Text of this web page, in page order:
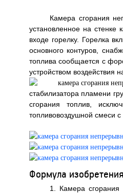
Камера сгорания
установленное на стенке
входе горелку. Горелка
основного контуров,
топлива сообщается с
устройством
стабилизатора пламени
сгорания топлив,
топливовоздушной смеси
Формула изобретения
1. Камера сгорания